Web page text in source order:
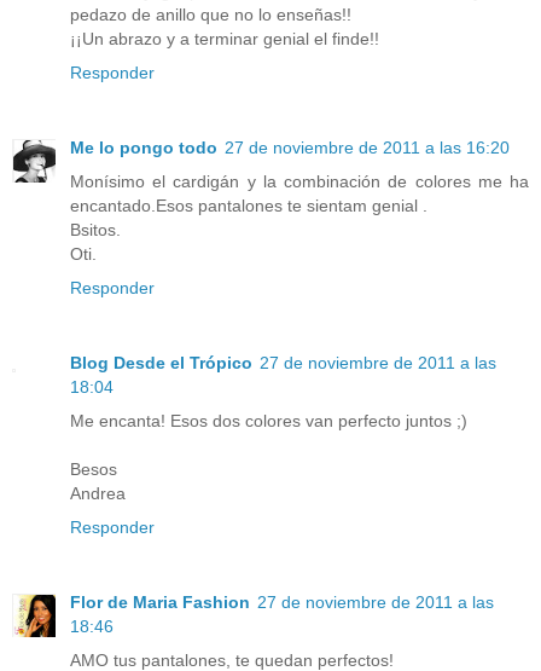
pedazo de anillo que no lo enseñas!!
¡¡Un abrazo y a terminar genial el finde!!
Responder
Me lo pongo todo 27 de noviembre de 2011 a las 16:20
Monísimo el cardigán y la combinación de colores me ha
encantado.Esos pantalones te sientam genial .
Bsitos.
Oti.
Responder
Blog Desde el Trópico 27 de noviembre de 2011 a las
18:04
Me encanta! Esos dos colores van perfecto juntos ;)
Besos
Andrea
Responder
Flor de Maria Fashion 27 de noviembre de 2011 a las
18:46
AMO tus pantalones, te quedan perfectos!